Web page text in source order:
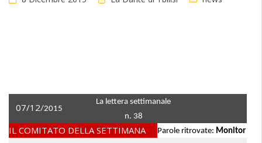
07/12/2015
La lettera settimanale
n. 38
IL COMITATO DELLA SETTIMANA Parole ritrovate: Monitor